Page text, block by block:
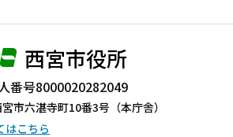
西宮市役所
番号8000020282049
市六湛寺町10番3号（本庁舎）
はこちら